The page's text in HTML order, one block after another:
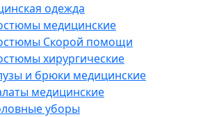
одежда
медицинские
Скорой помощи
хирургические
и брюки медицинские
медицинские
уборы